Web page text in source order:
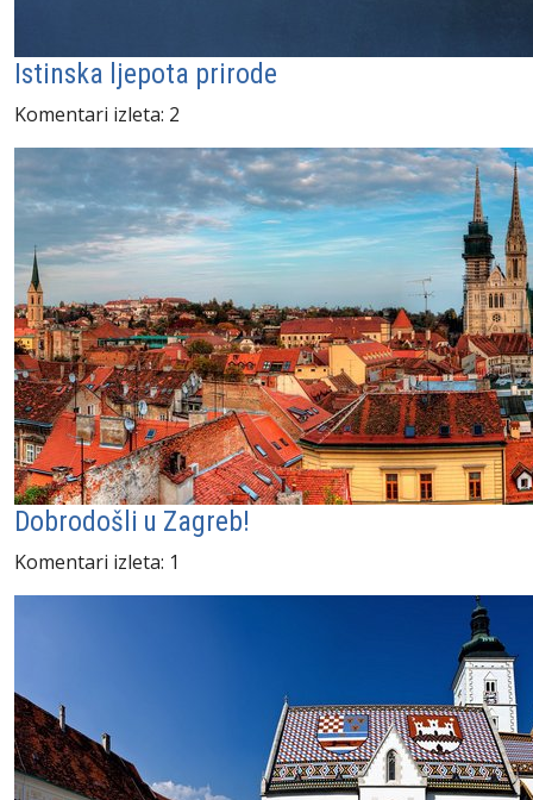
Istinska ljepota prirode
Komentari izleta: 2
Dobrodošli u Zagreb!
Komentari izleta: 1